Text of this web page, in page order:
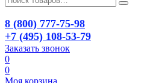
8 (800) 777-75-98
+7 (495) 108-53-79
Заказать звонок
0
0
Моя корзина